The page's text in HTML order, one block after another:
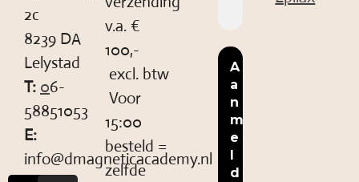
2c
8239 DA
Lelystad
T: 06-
58851053
E:
info@dmagneticacademy.nl
v.a. €
100,-
excl. btw
Voor
15:00
besteld =
zelfde